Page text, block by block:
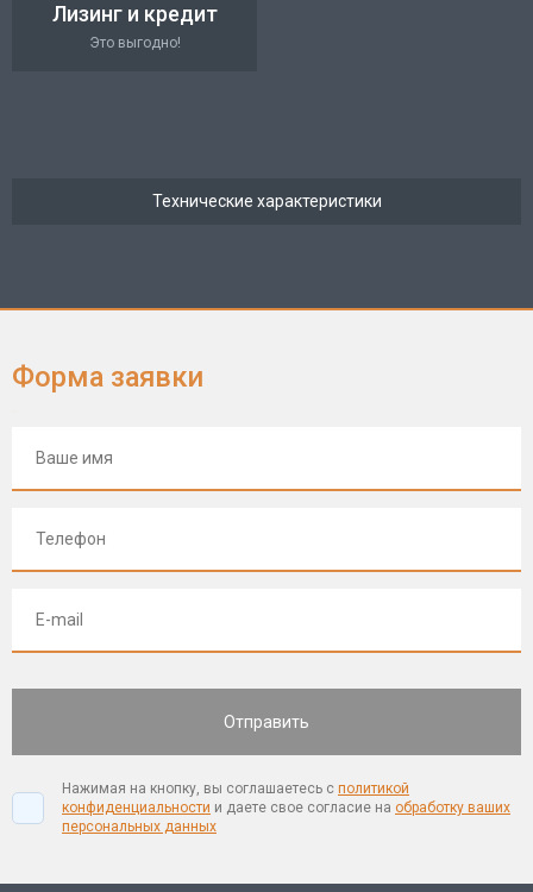
Лизинг и кредит
Это выгодно!
Технические характеристики
Форма заявки
Нажимая на кнопку, вы соглашаетесь с политикой
конфиденциальности и даете свое согласие на обработку ваших
персональных данных